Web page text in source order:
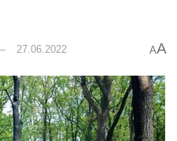
27.06.2022 AA